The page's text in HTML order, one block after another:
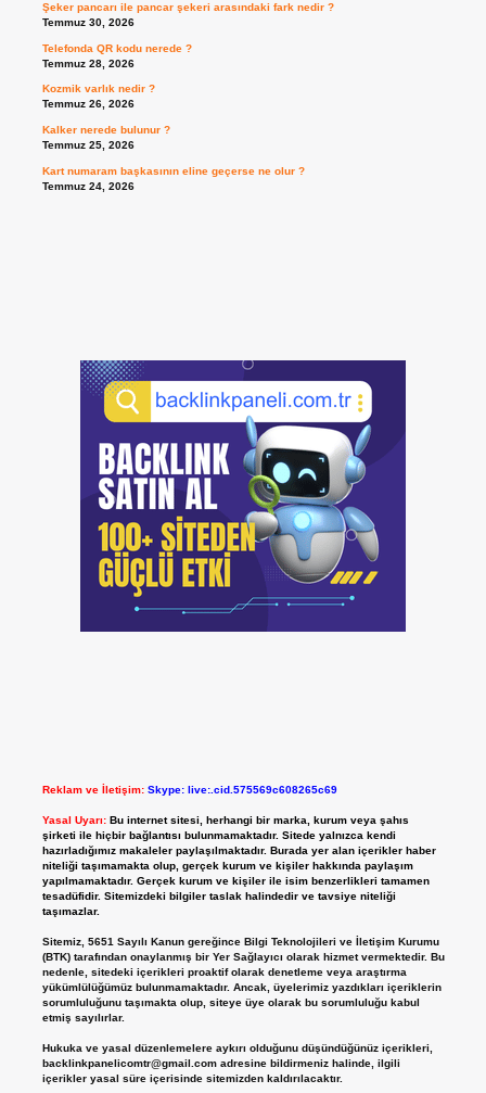
Şeker pancarı ile pancar şekeri arasındaki fark nedir ?
Temmuz 30, 2026
Telefonda QR kodu nerede ?
Temmuz 28, 2026
Kozmik varlık nedir ?
Temmuz 26, 2026
Kalker nerede bulunur ?
Temmuz 25, 2026
Kart numaram başkasının eline geçerse ne olur ?
Temmuz 24, 2026
Reklam ve İletişim: Skype: live:.cid.575569c608265c69
Yasal Uyarı: Bu internet sitesi, herhangi bir marka, kurum veya şahıs
şirketi ile hiçbir bağlantısı bulunmamaktadır. Sitede yalnızca kendi
hazırladığımız makaleler paylaşılmaktadır. Burada yer alan içerikler haber
niteliği taşımamakta olup, gerçek kurum ve kişiler hakkında paylaşım
yapılmamaktadır. Gerçek kurum ve kişiler ile isim benzerlikleri tamamen
tesadüfidir. Sitemizdeki bilgiler taslak halindedir ve tavsiye niteliği
taşımazlar.
Sitemiz, 5651 Sayılı Kanun gereğince Bilgi Teknolojileri ve İletişim Kurumu
(BTK) tarafından onaylanmış bir Yer Sağlayıcı olarak hizmet vermektedir. Bu
nedenle, sitedeki içerikleri proaktif olarak denetleme veya araştırma
yükümlülüğümüz bulunmamaktadır. Ancak, üyelerimiz yazdıkları içeriklerin
sorumluluğunu taşımakta olup, siteye üye olarak bu sorumluluğu kabul
etmiş sayılırlar.
Hukuka ve yasal düzenlemelere aykırı olduğunu düşündüğünüz içerikleri,
backlinkpanelicomtr@gmail.comadresine bildirmeniz halinde, ilgili
içerikler yasal süre içerisinde sitemizden kaldırılacaktır.